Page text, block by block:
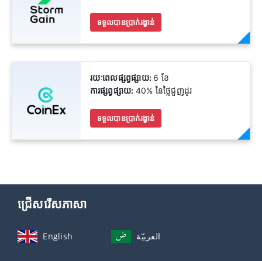
ទទួលបានប្រាក់រង្វាន់
រយៈពេលផ្សព្វផ្សាយ: 6 ខែ
ការផ្សព្វផ្សាយ: 40% នៃថ្លៃជួញដូរ
ទទួលបានប្រាក់រង្វាន់
ជ្រើសរើសភាសា
English العربيّة